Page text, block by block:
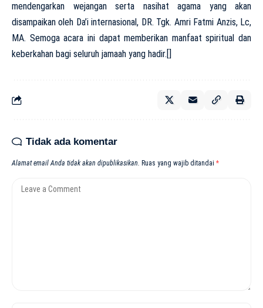
mendengarkan wejangan serta nasihat agama yang akan
disampaikan oleh Da’i internasional, DR. Tgk. Amri Fatmi Anzis, Lc,
MA. Semoga acara ini dapat memberikan manfaat spiritual dan
keberkahan bagi seluruh jamaah yang hadir.[]
Tidak ada komentar
Alamat email Anda tidak akan dipublikasikan. Ruas yang wajib ditandai *